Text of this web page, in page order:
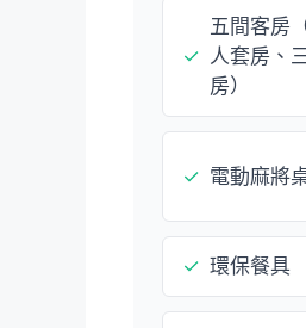
✓
五間客房
人套房、
房）
✓ 電動麻將
✓ 環保餐具